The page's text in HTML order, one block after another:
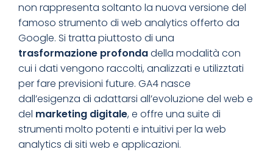
non rappresenta soltanto la nuova versione del
famoso strumento di web analytics offerto da
Google. Si tratta piuttosto di una
trasformazione profondadella modalità con
cui i dati vengono raccolti, analizzati e utilizztati
per fare previsioni future. GA4 nasce
dall’esigenza di adattarsi all’evoluzione del web e
del marketing digitale, e offre una suite di
strumenti molto potenti e intuitivi per la web
analytics di siti web e applicazioni.